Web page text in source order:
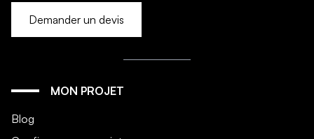
Demander un devis
MON PROJET
Blog